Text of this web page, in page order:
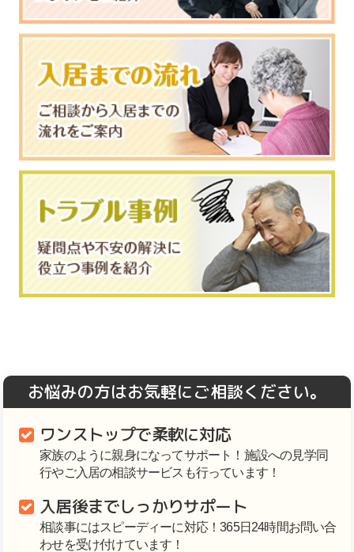
お悩みの方はお気軽にご相談ください。
ワンストップで柔軟に対応
家族のように親身になってサポート！施設への見学同
行やご入居の相談サービスも行っています！
入居後までしっかりサポート
相談事にはスピーディーに対応！365日24時間お問い合
わせを受け付けています！